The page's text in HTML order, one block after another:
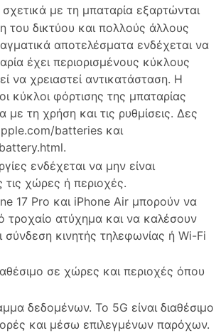
με τη μπαταρία εξαρτώνται
του δικτύου και πολλούς άλλους
αποτελέσματα ενδέχεται να
έχει περιορισμένους κύκλους
να χρειαστεί αντικατάσταση. Η
κύκλοι φόρτισης της μπαταρίας
τη χρήση και τις ρυθμίσεις. Δες
batteries και
ενδέχεται να μην είναι
τις χώρες ή περιοχές.
17 Pro και iPhone Air μπορούν να
τροχαίο ατύχημα και να καλέσουν
σύνδεση κινητής τηλεφωνίας ή Wi-Fi
σε χώρες και περιοχές όπου
δεδομένων. Το 5G είναι διαθέσιμο
και μέσω επιλεγμένων παρόχων.